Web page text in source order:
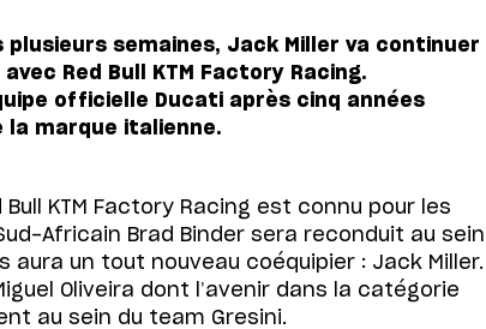
plusieurs semaines, Jack Miller va continuer
Red Bull KTM Factory Racing.
officielle Ducati après cinq années
la marque italienne.
KTM Factory Racing est connu pour les
Africain Brad Binder sera reconduit au sein
aura un tout nouveau coéquipier : Jack Miller.
Oliveira dont l’avenir dans la catégorie
au sein du team Gresini.